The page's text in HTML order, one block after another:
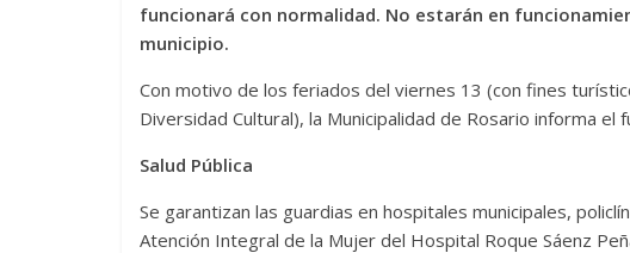
funcionará con normalidad. No estarán en
municipio.
Con motivo de los feriados del viernes 13 (con fines
Diversidad Cultural), la Municipalidad de Rosario informa el
Salud Pública
Se garantizan las guardias en hospitales municipales,
Atención Integral de la Mujer del Hospital Roque Sáenz